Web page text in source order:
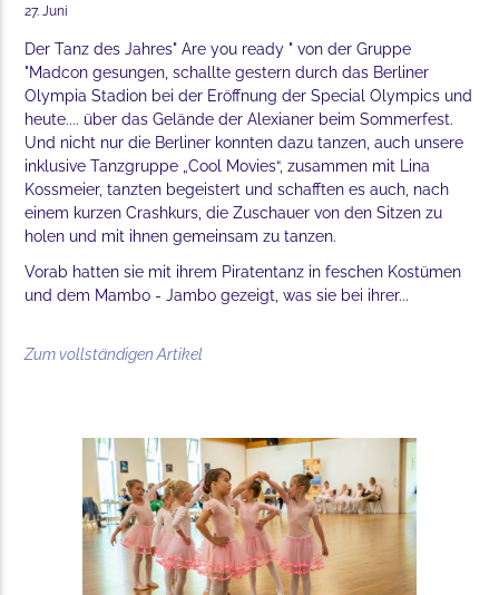
27. Juni
Der Tanz des Jahres" Are you ready " von der Gruppe
"Madcon gesungen, schallte gestern durch das Berliner
Olympia Stadion bei der Eröffnung der Special Olympics und
heute.... über das Gelände der Alexianer beim Sommerfest.
Und nicht nur die Berliner konnten dazu tanzen, auch unsere
inklusive Tanzgruppe „Cool Movies“, zusammen mit Lina
Kossmeier, tanzten begeistert und schafften es auch, nach
einem kurzen Crashkurs, die Zuschauer von den Sitzen zu
holen und mit ihnen gemeinsam zu tanzen.
Vorab hatten sie mit ihrem Piratentanz in feschen Kostümen
und dem Mambo - Jambo gezeigt, was sie bei ihrer...
Zum vollständigen Artikel